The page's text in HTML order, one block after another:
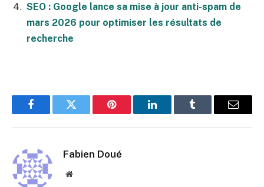
SEO : Google lance sa mise à jour anti-spam de
mars 2026 pour optimiser les résultats de
recherche
FacebookTwitter Pinterest LinkedInTumblr
E-
Fabien Doué
Site